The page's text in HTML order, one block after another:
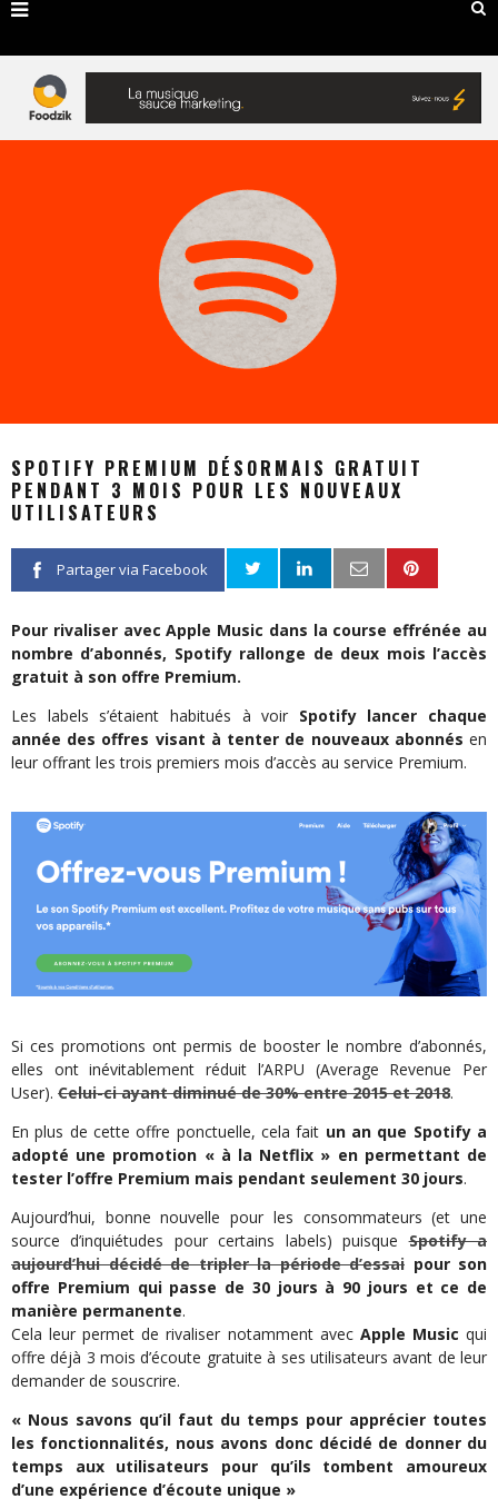
SPOTIFY PREMIUM DÉSORMAIS GRATUIT
PENDANT 3 MOIS POUR LES NOUVEAUX
UTILISATEURS
Partager via Facebook
Pour rivaliser avec Apple Music dans la course effrénée au
nombre d’abonnés, Spotify rallonge de deux mois l’accès
gratuit à son offre Premium.
Les labels s’étaient habitués à voir Spotify lancer chaque
année des offres visant à tenter de nouveaux abonnés en
leur offrant les trois premiers mois d’accès au service Premium.
Si ces promotions ont permis de booster le nombre d’abonnés,
elles ont inévitablement réduit l’ARPU (Average Revenue Per
User). Celui-ci ayant diminué de 30% entre 2015 et 2018.
En plus de cette offre ponctuelle, cela fait un an que Spotify a
adopté une promotion « à la Netflix » en permettant de
tester l’offre Premium mais pendant seulement 30 jours.
Aujourd’hui, bonne nouvelle pour les consommateurs (et une
source d’inquiétudes pour certains labels) puisqueSpotify a
aujourd’hui décidé de tripler la période d’essai pour son
offre Premium qui passe de 30 jours à 90 jours et ce de
manière permanente.
Cela leur permet de rivaliser notamment avec Apple Music qui
offre déjà 3 mois d’écoute gratuite à ses utilisateurs avant de leur
demander de souscrire.
« Nous savons qu’il faut du temps pour apprécier toutes
les fonctionnalités, nous avons donc décidé de donner du
temps aux utilisateurs pour qu’ils tombent amoureux
d’une expérience d’écoute unique »